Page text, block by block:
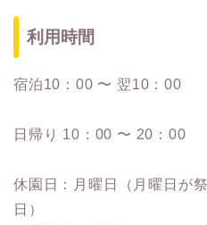
利用時間
宿泊10：00 〜 翌10：00
日帰り 10：00 〜 20：00
休園日：月曜日（月曜日が
日）